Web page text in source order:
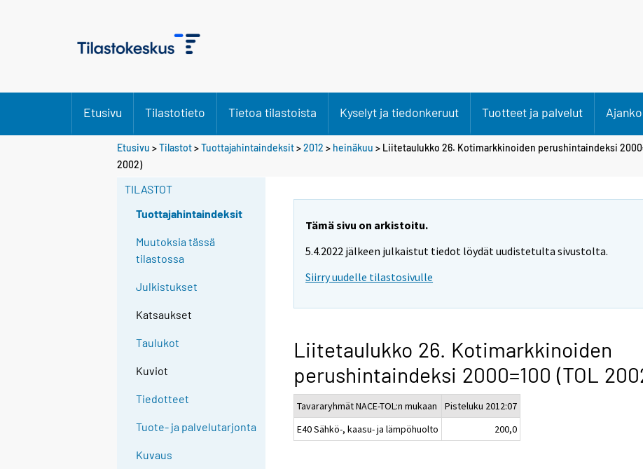
Etusivu Tilastotieto Tietoa tilastoista Kyselyt ja tiedonkeruut Tuotteet ja palvelut
Etusivu >Tilastot>Tuottajahintaindeksit>2012 > heinäkuu > Liitetaulukko 26. Kotimarkkinoiden perushintaindeksi
2002)
TILASTOT
Tuottajahintaindeksit
Muutoksia tässä
tilastossa
Julkistukset
Katsaukset
Taulukot
Kuviot
Tiedotteet
Tuote- ja palvelutarjonta
Kuvaus
Tämä sivu on arkistoitu.
5.4.2022 jälkeen julkaistut tiedot löydät uudistetulta sivustolta.
Siirry uudelle tilastosivulle
Liitetaulukko 26. Kotimarkkinoiden
perushintaindeksi 2000=100 (TOL
Tavararyhmät NACE-TOL:n mukaan
Pisteluku 2012:07
E40 Sähkö-, kaasu- ja lämpöhuolto
200,0